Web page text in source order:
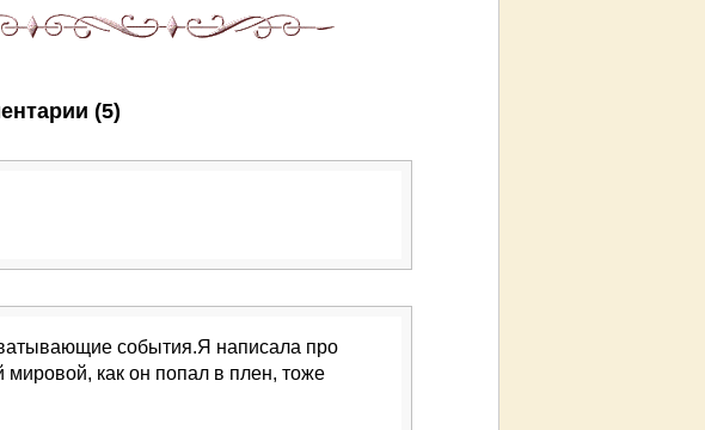
(5)
события.Я написала про
как он попал в плен, тоже